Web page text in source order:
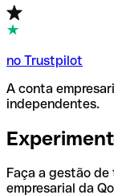
no Trustpilot
A conta
independentes.
Faça a gestão
empresarial da